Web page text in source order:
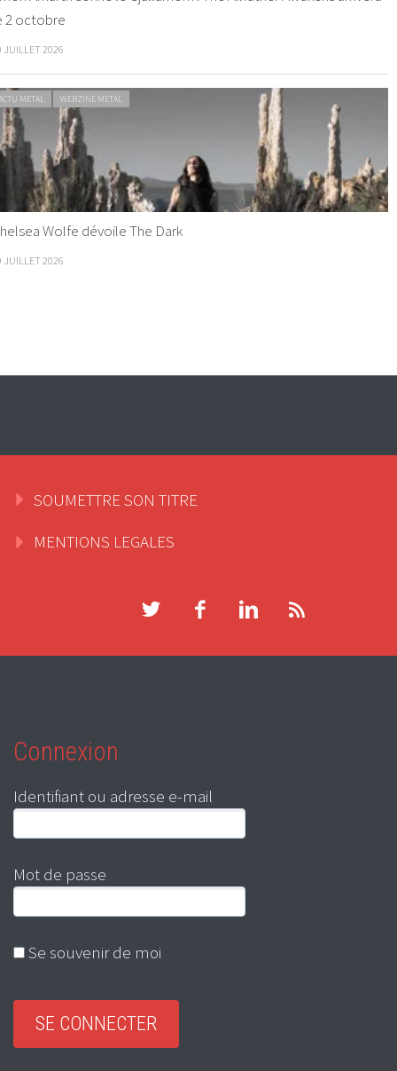
2 octobre
JUILLET 2026
METAL WEBZINE METAL
Wolfe dévoile The Dark
JUILLET 2026
SOUMETTRE SON TITRE
MENTIONS LEGALES
Connexion
Identifiant ou adresse e-mail
Mot de passe
Se souvenir de moi